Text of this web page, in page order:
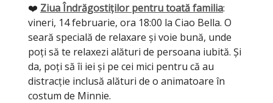
❤️ Ziua Îndrăgostiților pentru toată familia:
vineri, 14 februarie, ora 18:00 la Ciao Bella. O
seară specială de relaxare și voie bună, unde
poți să te relaxezi alături de persoana iubită. Și
da, poți să îi iei și pe cei mici pentru că au
distracție inclusă alături de o animatoare în
costum de Minnie.